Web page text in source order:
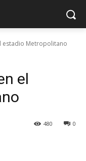
estadio Metropolitano
el
0
480